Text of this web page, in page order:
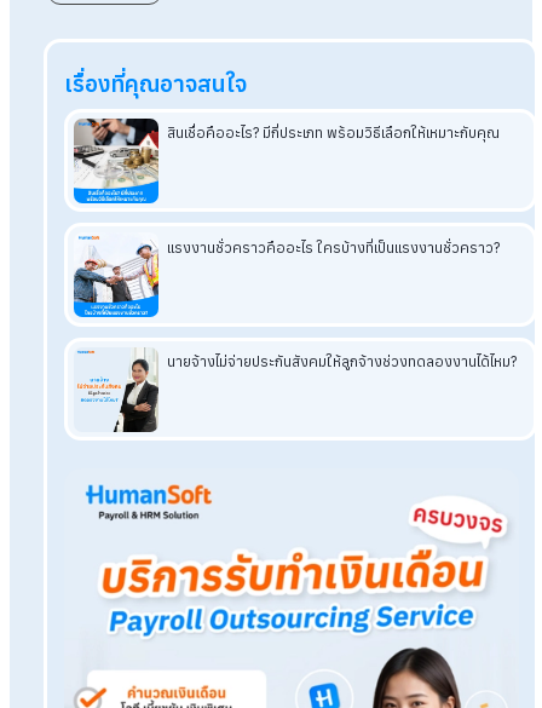
ถาม : จ้างบริษัทรับทำเงินเดือนแล้ว HR ยังต้องทำงานด้านเ
เดือนอยู่ไหม?
ตอบ : HR ยังมีหน้าที่ตรวจสอบข้อมูลพื้นฐาน เช่น เวลาทำงาน OT
ข้อมูลพนักงานใหม่ แต่ภาระงานด้านคำนวณและเอกสารจะลดลง
อย่างมาก
ถาม : หากบริษัทมีพนักงานเพิ่มขึ้น ระบบยังรองรับได้ไหม?
ตอบ : บริษัทรับทำเงินเดือนที่มีระบบ Payroll On Cloud รองรับกา
ขยายจำนวนพนักงานได้อย่างยืดหยุ่น องค์กรจึงสามารถเติบโตได้
ไม่ต้องเปลี่ยนระบบใหม่ และยังช่วยให้การจัดการข้อมูลพนักงาน
จำนวนมากเป็นระเบียบมากขึ้น
อ่านบทความที่เกี่ยวข้องเพิ่มเติม
เปลี่ยนโปรแกรม HR จาก On-Premise สู่ On Cloud ดีกว่ายัง
ระบบ HR Cloud คืออะไร? ทำไมองค์กรยุคใหม่ถึงเลือกใช้?
โปรแกรม HR On Cloud คุ้มกว่าโปรแกรม HR On-Premise
Payroll Outsourcing คืออะไร? ดีไหม? ทำไมธุรกิจต้องใช้